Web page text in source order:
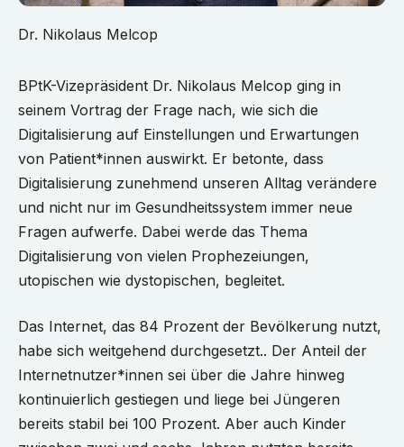
Dr. Nikolaus Melcop
BPtK-Vizepräsident Dr. Nikolaus Melcop ging in
seinem Vortrag der Frage nach, wie sich die
Digitalisierung auf Einstellungen und Erwartungen
von Patient*innen auswirkt. Er betonte, dass
Digitalisierung zunehmend unseren Alltag verändere
und nicht nur im Gesundheitssystem immer neue
Fragen aufwerfe. Dabei werde das Thema
Digitalisierung von vielen Prophezeiungen,
utopischen wie dystopischen, begleitet.
Das Internet, das 84 Prozent der Bevölkerung nutzt,
habe sich weitgehend durchgesetzt.. Der Anteil der
Internetnutzer*innen sei über die Jahre hinweg
kontinuierlich gestiegen und liege bei Jüngeren
bereits stabil bei 100 Prozent. Aber auch Kinder